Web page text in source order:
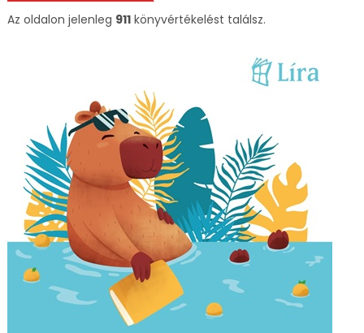
Az oldalon jelenleg 911könyvértékelést találsz.